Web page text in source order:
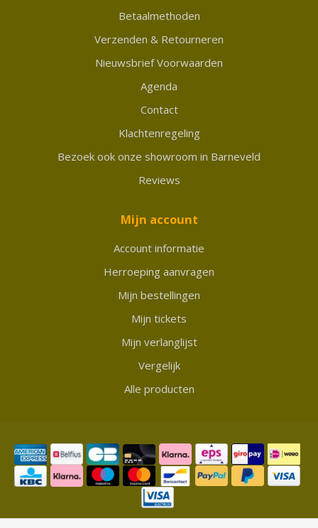
Betaalmethoden
Verzenden & Retourneren
Nieuwsbrief Voorwaarden
Agenda
Contact
Klachtenregeling
Bezoek ook onze showroom in Barneveld
Reviews
Mijn account
Account informatie
Herroeping aanvragen
Mijn bestellingen
Mijn tickets
Mijn verlanglijst
Vergelijk
Alle producten